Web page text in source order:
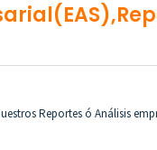
Reportes ó Análisis